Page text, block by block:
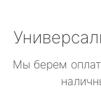
Мы берем